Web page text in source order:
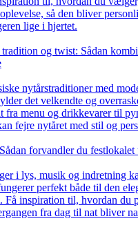
så den bliver
lige i hjertet.
og twist: Sådan
nytårstraditioner med
det velkendte og
fra menu og drikkevarer til
fejre nytåret med stil og
forvandler du
i lys, musik og indretning
perfekt både til den
Få inspiration til, hvordan du
fra dag til nat bliver